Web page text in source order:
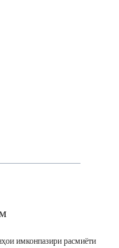
имконпазири расмиёти